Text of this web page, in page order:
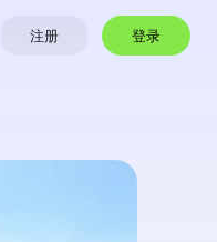
注册 登录